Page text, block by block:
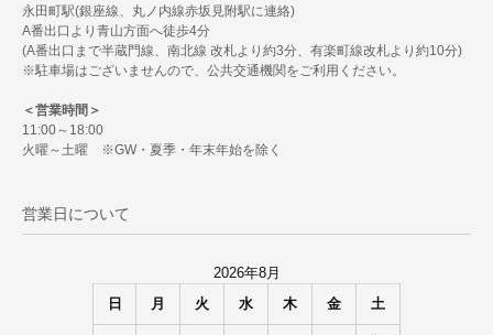
永田町駅(銀座線、丸ノ内線赤坂見附駅に連絡)
A番出口より青山方面へ徒歩4分
(A番出口まで半蔵門線、南北線 改札より約3分、有楽町線改札より約10分)
※駐車場はございませんので、公共交通機関をご利用ください。
＜営業時間＞
11:00～18:00
火曜～土曜 ※GW・夏季・年末年始を除く
営業日について
2026年8月
日
月 火 水 木 金 土